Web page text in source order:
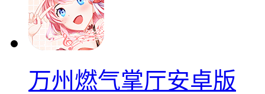
万州燃气掌厅安卓版